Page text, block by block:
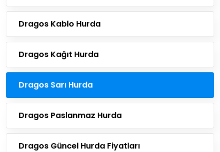
Dragos Kablo Hurda
Dragos Kağıt Hurda
Dragos Sarı Hurda
Dragos Paslanmaz Hurda
Dragos Güncel Hurda Fiyatları